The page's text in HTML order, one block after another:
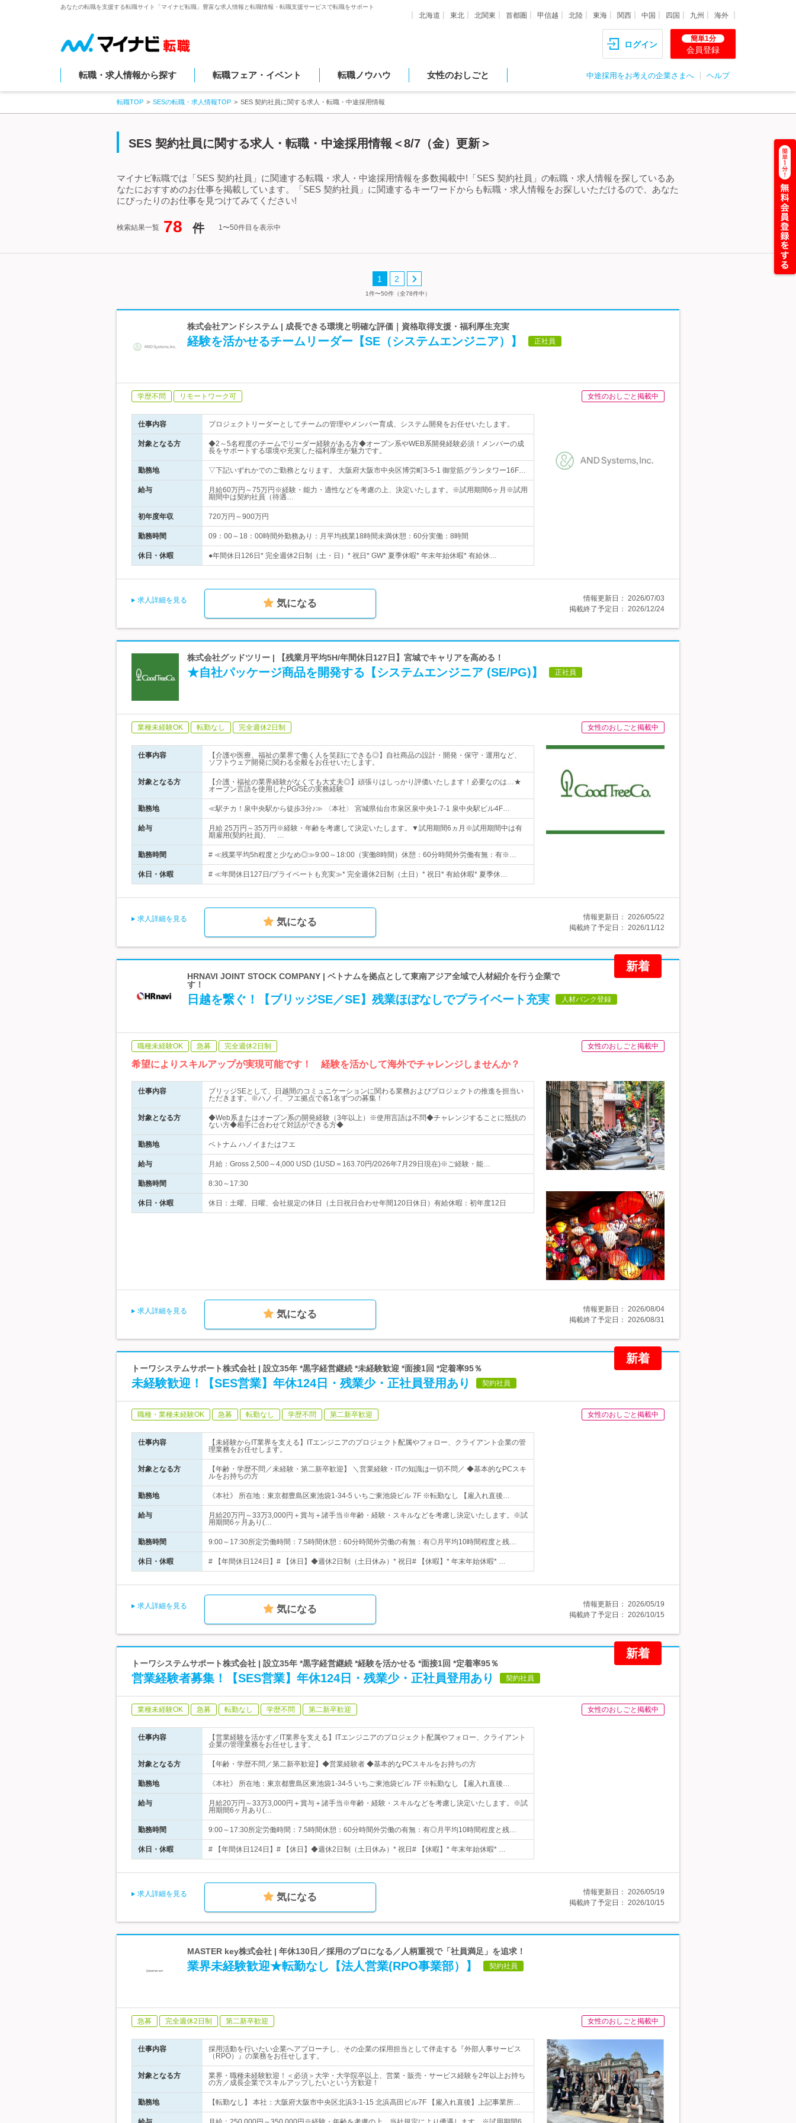
あなたの転職を支援する転職サイト「マイナビ転職」豊富な求人情報と転職情報・転職支援サービスで転職をサポート
北海道 東北 北関東 首都圏 甲信越 北陸 東海 関西 中国 四国 九州 海外
ログイン
簡単1分
会員登録
転職・求人情報から探す 転職フェア・イベント 転職ノウハウ 女性のおしごと 中途採用をお考えの企業さまへ ヘルプ
転職TOP SESの転職・求人情報TOP SES 契約社員に関する求人・転職・中途採用情報
SES 契約社員に関する求人・転職・中途採用情報＜8/7（金）更新＞
マイナビ転職では「SES 契約社員」に関連する転職・求人・中途採用情報を多数掲載中!「SES 契約社員」の転職・求人情報を探しているあ
なたにおすすめのお仕事を掲載しています。「SES 契約社員」に関連するキーワードからも転職・求人情報をお探しいただけるので、あなた
にぴったりのお仕事を見つけてみてください!
検索結果一覧 78 件 1〜50件目を表示中
1 2
1件〜50件（全78件中）
株式会社アンドシステム | 成長できる環境と明確な評価｜資格取得支援・福利厚生充実
経験を活かせるチームリーダー【SE（システムエンジニア）】 正社員
学歴不問 リモートワーク可 女性のおしごと掲載中
仕事内容 プロジェクトリーダーとしてチームの管理やメンバー育成、システム開発をお任せいたします。
対象となる方
◆2～5名程度のチームでリーダー経験がある方◆オープン系やWEB系開発経験必須！メンバーの成
長をサポートする環境や充実した福利厚生が魅力です。
勤務地 ▽下記いずれかでのご勤務となります。 大阪府大阪市中央区博労町3-5-1 御堂筋グランタワー16F…
給与
月給60万円～75万円※経験・能力・適性などを考慮の上、決定いたします。※試用期間6ヶ月※試用
期間中は契約社員（待遇…
初年度年収 720万円～900万円
勤務時間 09：00～18：00時間外勤務あり：月平均残業18時間未満休憩：60分実働：8時間
休日・休暇 ●年間休日126日* 完全週休2日制（土・日）* 祝日* GW* 夏季休暇* 年末年始休暇* 有給休…
求人詳細を見る 気になる 情報更新日： 2026/07/03
掲載終了予定日： 2026/12/24
株式会社グッドツリー | 【残業月平均5H/年間休日127日】宮城でキャリアを高める！
★自社パッケージ商品を開発する【システムエンジニア (SE/PG)】 正社員
業種未経験OK 転勤なし 完全週休2日制 女性のおしごと掲載中
仕事内容
【介護や医療、福祉の業界で働く人を笑顔にできる◎】自社商品の設計・開発・保守・運用など、
ソフトウェア開発に関わる全般をお任せいたします。
対象となる方
【介護・福祉の業界経験がなくても大丈夫◎】頑張りはしっかり評価いたします！必要なのは…★
オープン言語を使用したPG/SEの実務経験
勤務地 ≪駅チカ！泉中央駅から徒歩3分♪≫ 〈本社〉 宮城県仙台市泉区泉中央1-7-1 泉中央駅ビル4F…
給与
月給 25万円～35万円※経験・年齢を考慮して決定いたします。▼試用期間6ヵ月※試用期間中は有
期雇用(契約社員)、 …
勤務時間 # ≪残業平均5h程度と少なめ◎≫9:00～18:00（実働8時間）休憩：60分時間外労働有無：有※…
休日・休暇 # ≪年間休日127日/プライベートも充実≫* 完全週休2日制（土日）* 祝日* 有給休暇* 夏季休…
求人詳細を見る 気になる 情報更新日： 2026/05/22
掲載終了予定日： 2026/11/12
新着
HRNAVI JOINT STOCK COMPANY | ベトナムを拠点として東南アジア全域で人材紹介を行う企業で
す！
日越を繋ぐ！【ブリッジSE／SE】残業ほぼなしでプライベート充実 人材バンク登録
職種未経験OK 急募 完全週休2日制 女性のおしごと掲載中
希望によりスキルアップが実現可能です！ 経験を活かして海外でチャレンジしませんか？
仕事内容
ブリッジSEとして、日越間のコミュニケーションに関わる業務およびプロジェクトの推進を担当い
ただきます。※ハノイ、フエ拠点で各1名ずつの募集！
対象となる方
◆Web系またはオープン系の開発経験（3年以上）※使用言語は不問◆チャレンジすることに抵抗の
ない方◆相手に合わせて対話ができる方◆
勤務地 ベトナム ハノイまたはフエ
給与 月給：Gross 2,500～4,000 USD (1USD＝163.70円/2026年7月29日現在)※ご経験・能…
勤務時間 8:30～17:30
休日・休暇 休日：土曜、日曜、会社規定の休日（土日祝日合わせ年間120日休日）有給休暇：初年度12日
求人詳細を見る 気になる 情報更新日： 2026/08/04
掲載終了予定日： 2026/08/31
新着
トーワシステムサポート株式会社 | 設立35年 *黒字経営継続 *未経験歓迎 *面接1回 *定着率95％
未経験歓迎！【SES営業】年休124日・残業少・正社員登用あり 契約社員
職種・業種未経験OK 急募 転勤なし 学歴不問 第二新卒歓迎 女性のおしごと掲載中
仕事内容
【未経験からIT業界を支える】ITエンジニアのプロジェクト配属やフォロー、クライアント企業の管
理業務をお任せします。
対象となる方
【年齢・学歴不問／未経験・第二新卒歓迎】 ＼営業経験・ITの知識は一切不問／ ◆基本的なPCスキ
ルをお持ちの方
勤務地 《本社》 所在地：東京都豊島区東池袋1-34-5 いちご東池袋ビル 7F ※転勤なし 【雇入れ直後…
給与
月給20万円～33万3,000円＋賞与＋諸手当※年齢・経験・スキルなどを考慮し決定いたします。※試
用期間6ヶ月あり(…
勤務時間 9:00～17:30所定労働時間：7.5時間休憩：60分時間外労働の有無：有◎月平均10時間程度と残…
休日・休暇 # 【年間休日124日】# 【休日】◆週休2日制（土日休み）* 祝日# 【休暇】* 年末年始休暇* …
求人詳細を見る 気になる 情報更新日： 2026/05/19
掲載終了予定日： 2026/10/15
新着
トーワシステムサポート株式会社 | 設立35年 *黒字経営継続 *経験を活かせる *面接1回 *定着率95％
営業経験者募集！【SES営業】年休124日・残業少・正社員登用あり 契約社員
業種未経験OK 急募 転勤なし 学歴不問 第二新卒歓迎 女性のおしごと掲載中
仕事内容
【営業経験を活かす／IT業界を支える】ITエンジニアのプロジェクト配属やフォロー、クライアント
企業の管理業務をお任せします。
対象となる方 【年齢・学歴不問／第二新卒歓迎】◆営業経験者 ◆基本的なPCスキルをお持ちの方
勤務地 《本社》 所在地：東京都豊島区東池袋1-34-5 いちご東池袋ビル 7F ※転勤なし 【雇入れ直後…
給与
月給20万円～33万3,000円＋賞与＋諸手当※年齢・経験・スキルなどを考慮し決定いたします。※試
用期間6ヶ月あり(…
勤務時間 9:00～17:30所定労働時間：7.5時間休憩：60分時間外労働の有無：有◎月平均10時間程度と残…
休日・休暇 # 【年間休日124日】# 【休日】◆週休2日制（土日休み）* 祝日# 【休暇】* 年末年始休暇* …
求人詳細を見る 気になる 情報更新日： 2026/05/19
掲載終了予定日： 2026/10/15
MASTER key株式会社 | 年休130日／採用のプロになる／人柄重視で「社員満足」を追求！
業界未経験歓迎★転勤なし【法人営業(RPO事業部）】 契約社員
急募 完全週休2日制 第二新卒歓迎 女性のおしごと掲載中
仕事内容
採用活動を行いたい企業へアプローチし、その企業の採用担当として伴走する『外部人事サービス
（RPO）』の業務をお任せします。
対象となる方
業界・職種未経験歓迎！＜必須＞大学・大学院卒以上、営業・販売・サービス経験を2年以上お持ち
の方／成長企業でスキルアップしたいという方歓迎！
勤務地 【転勤なし】 本社：大阪府大阪市中央区北浜3-1-15 北浜高田ビル7F 【雇入れ直後】上記事業所…